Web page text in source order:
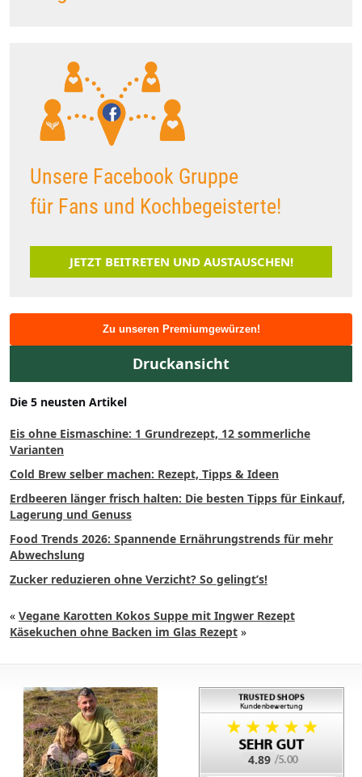
Unsere Facebook Gruppe
für Fans und Kochbegeisterte!
JETZT BEITRETEN UND AUSTAUSCHEN!
Zu unseren Premiumgewürzen!
Druckansicht
Die 5 neusten Artikel
Eis ohne Eismaschine: 1 Grundrezept, 12 sommerliche
Varianten
Cold Brew selber machen: Rezept, Tipps & Ideen
Erdbeeren länger frisch halten: Die besten Tipps für Einkauf,
Lagerung und Genuss
Food Trends 2026: Spannende Ernährungstrends für mehr
Abwechslung
Zucker reduzieren ohne Verzicht? So gelingt’s!
« Vegane Karotten Kokos Suppe mit Ingwer Rezept
Käsekuchen ohne Backen im Glas Rezept »
4.89